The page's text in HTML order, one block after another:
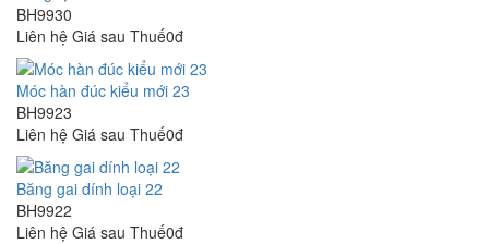
BH9930
Liên hệ Giá sau Thuế0đ
Móc hàn đúc kiểu mới 23
BH9923
Liên hệ Giá sau Thuế0đ
Băng gai dính loại 22
BH9922
Liên hệ Giá sau Thuế0đ